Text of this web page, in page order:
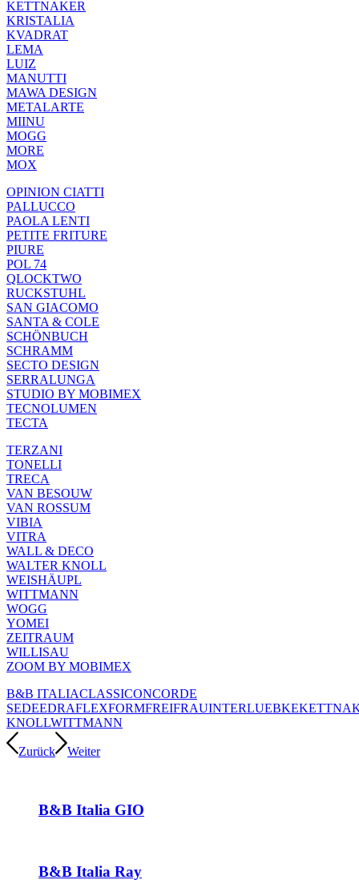
KETTNAKER
KRISTALIA
KVADRAT
LEMA
LUIZ
MANUTTI
MAWA DESIGN
METALARTE
MIINU
MOGG
MORE
MOX
OPINION CIATTI
PALLUCCO
PAOLA LENTI
PETITE FRITURE
PIURE
POL 74
QLOCKTWO
RUCKSTUHL
SAN GIACOMO
SANTA & COLE
SCHÖNBUCH
SCHRAMM
SECTO DESIGN
SERRALUNGA
STUDIO BY MOBIMEX
TECNOLUMEN
TECTA
TERZANI
TONELLI
TRECA
VAN BESOUW
VAN ROSSUM
VIBIA
VITRA
WALL & DECO
WALTER KNOLL
WEISHÄUPL
WITTMANN
WOGG
YOMEI
ZEITRAUM
WILLISAU
ZOOM BY MOBIMEX
B&B ITALIACLASSICONCORDE
SEDEEDRAFLEXFORMFREIFRAUINTERLUEBKE
KNOLLWITTMANN
Zurück Weiter
B&B Italia GIO
B&B Italia Ray